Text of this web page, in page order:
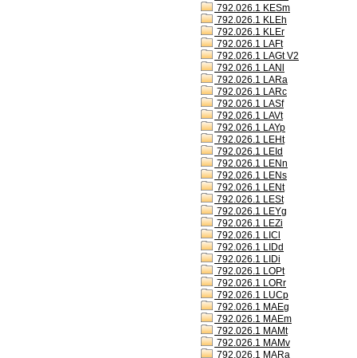
792.026.1 KESm
792.026.1 KLEh
792.026.1 KLEr
792.026.1 LAFt
792.026.1 LAGt V2
792.026.1 LANl
792.026.1 LARa
792.026.1 LARc
792.026.1 LASf
792.026.1 LAVt
792.026.1 LAYp
792.026.1 LEHt
792.026.1 LEId
792.026.1 LENn
792.026.1 LENs
792.026.1 LENt
792.026.1 LESt
792.026.1 LEYg
792.026.1 LEZi
792.026.1 LICl
792.026.1 LIDd
792.026.1 LIDi
792.026.1 LOPt
792.026.1 LORr
792.026.1 LUCp
792.026.1 MAEg
792.026.1 MAEm
792.026.1 MAMt
792.026.1 MAMv
792.026.1 MARa